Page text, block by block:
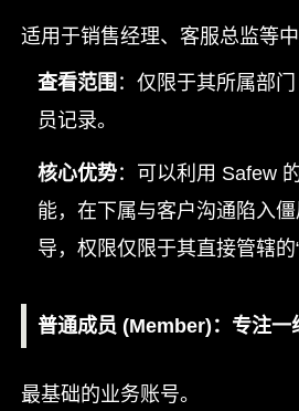
适用于销售经理、客服总监等中
查看范围 ：仅限于其所属部
员记录。
核心优势：可以利用 Safew
能，在下属与客户沟通陷入
导，权限仅限于其直接管辖的
普通成员 (Member)：专注一
最基础的业务账号。